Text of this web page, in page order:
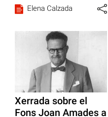
Elena Calzada
Xerrada sobre el
Fons Joan Amades a